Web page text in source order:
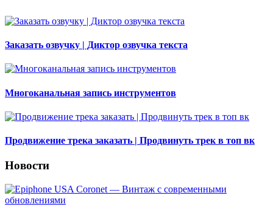
Заказать озвучку | Диктор озвучка текста
Многоканальная запись инструментов
Продвижение трека заказать | Продвинуть трек в топ вк
Новости